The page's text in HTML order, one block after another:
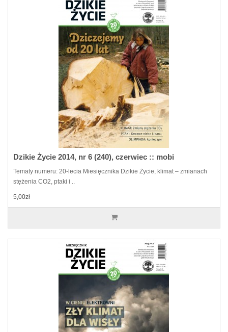
Dzikie Życie 2014, nr 6 (240), czerwiec :: mobi
Tematy numeru: 20-lecia Miesięcznika Dzikie Życie, klimat – zmianach
stężenia CO2, ptaki i ..
5,00zł